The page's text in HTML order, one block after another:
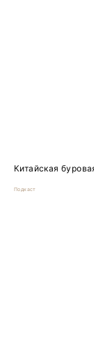
Китайская
Подкаст